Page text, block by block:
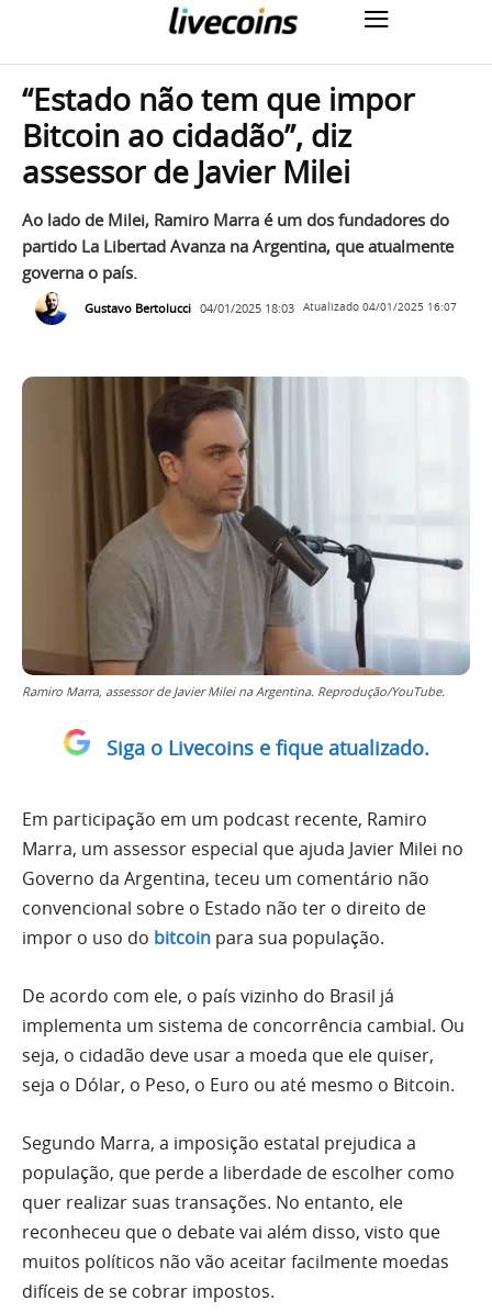
“Estado não tem que impor
Bitcoin ao cidadão”, diz
assessor de Javier Milei
Ao lado de Milei, Ramiro Marra é um dos fundadores do
partido La Libertad Avanza na Argentina, que atualmente
governa o país.
Gustavo Bertolucci 04/01/2025 18:03 Atualizado 04/01/2025 16:07
Ramiro Marra, assessor de Javier Milei na Argentina. Reprodução/YouTube.
Siga o Livecoins e fique atualizado.
Em participação em um podcast recente, Ramiro
Marra, um assessor especial que ajuda Javier Milei no
Governo da Argentina, teceu um comentário não
convencional sobre o Estado não ter o direito de
impor o uso do bitcoin para sua população.
De acordo com ele, o país vizinho do Brasil já
implementa um sistema de concorrência cambial. Ou
seja, o cidadão deve usar a moeda que ele quiser,
seja o Dólar, o Peso, o Euro ou até mesmo o Bitcoin.
Segundo Marra, a imposição estatal prejudica a
população, que perde a liberdade de escolher como
quer realizar suas transações. No entanto, ele
reconheceu que o debate vai além disso, visto que
muitos políticos não vão aceitar facilmente moedas
difíceis de se cobrar impostos.